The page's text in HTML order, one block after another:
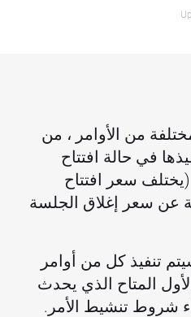
من الأوامر ، من
في حالة افتتاح
سعر افتتاح
عن سعر إغلاق الجلسة
تنفيذ كل من أوامر
المتاح الذي يحدث
شروط تنشيط الأمر.